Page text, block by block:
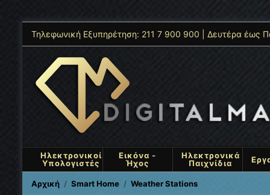
Τηλεφωνική Εξυπηρέτηση: 211 7 900 900 | Δευτέρα έως
Ηλεκτρονικοί
Υπολογιστές
Εικόνα -
Ήχος
Ηλεκτρονικά
Παιχνίδια
Αρχική Smart Home Weather Stations